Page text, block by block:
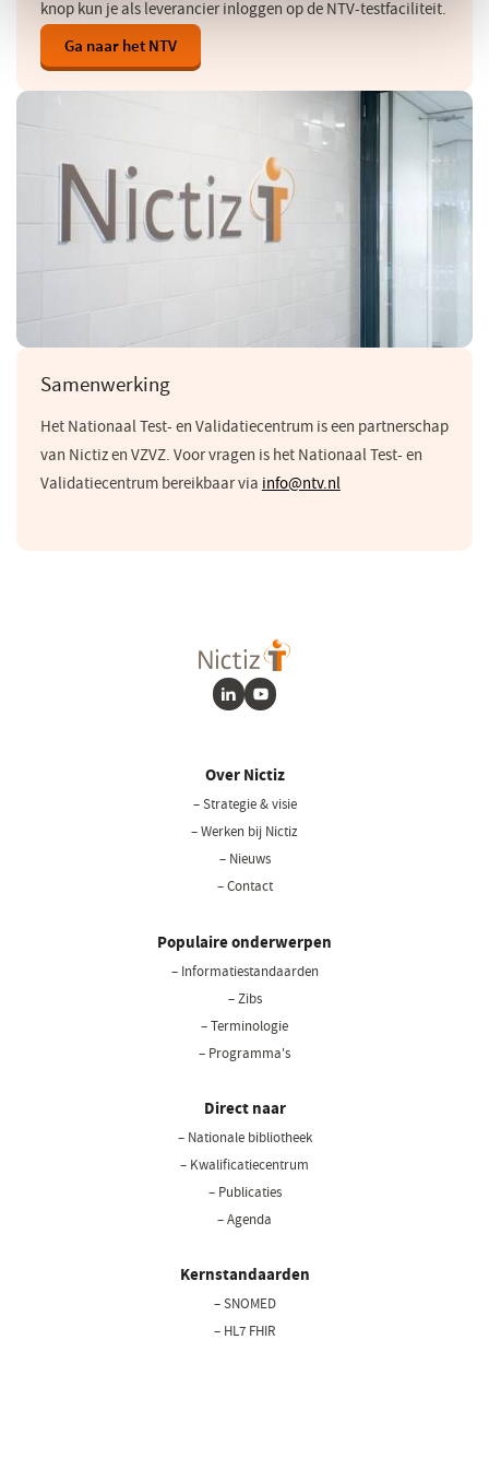
knop kun je als leverancier inloggen op de NTV-testfaciliteit.
Ga naar het NTV(opent
in
Samenwerking
Het Nationaal Test- en Validatiecentrum is een partnerschap
van Nictiz en VZVZ. Voor vragen is het Nationaal Test- en
Validatiecentrum bereikbaar via info@ntv.nl(opent
LinkedInYoutube
Over Nictiz
– Strategie & visie
– Werken bij Nictiz
– Nieuws
– Contact
Populaire onderwerpen
– Informatiestandaarden
– Zibs
– Terminologie
– Programma's
Direct naar
– Nationale bibliotheek(opent
– Kwalificatiecentrum
– Publicaties
– Agenda
Kernstandaarden
– SNOMED
– HL7 FHIR